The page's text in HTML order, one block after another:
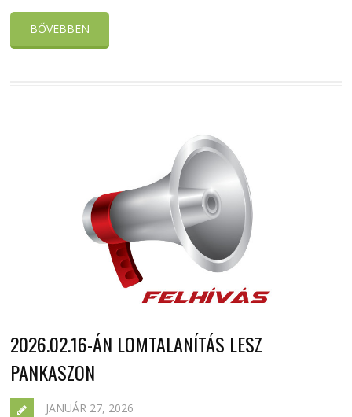
BŐVEBBEN
2026.02.16-ÁN LOMTALANÍTÁS LESZ
PANKASZON
JANUÁR 27, 2026